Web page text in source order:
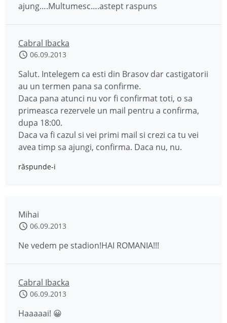
ajung….Multumesc….astept raspuns
Cabral Ibacka
06.09.2013
Salut. Intelegem ca esti din Brasov dar castigatorii
au un termen pana sa confirme.
Daca pana atunci nu vor fi confirmat toti, o sa
primeasca rezervele un mail pentru a confirma,
dupa 18:00.
Daca va fi cazul si vei primi mail si crezi ca tu vei
avea timp sa ajungi, confirma. Daca nu, nu.
răspunde-i
Mihai
06.09.2013
Ne vedem pe stadion!HAI ROMANIA!!!
Cabral Ibacka
06.09.2013
Haaaaai! 😀